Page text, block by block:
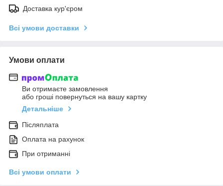
Доставка кур'єром
Всі умови доставки
Умови оплати
Ви отримаєте замовлення
або гроші повернуться на вашу картку
Детальніше
Післяплата
Оплата на рахунок
При отриманні
Всі умови оплати